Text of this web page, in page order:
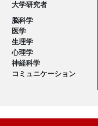
大学研究者
脳科学
医学
生理学
心理学
神経科学
コミュニケーション